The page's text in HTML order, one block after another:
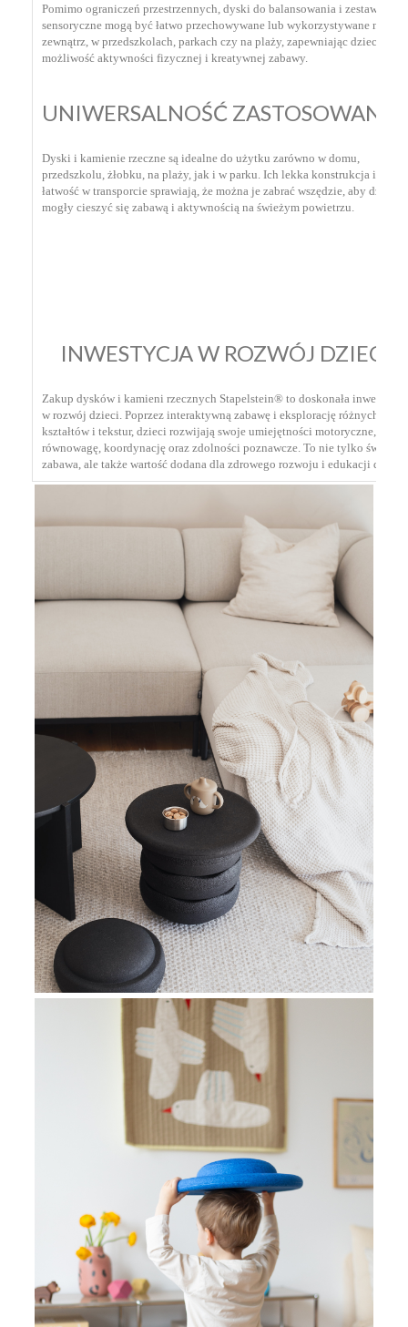
Pomimo ograniczeń przestrzennych, dyski do balansowania i zestawy
sensoryczne mogą być łatwo przechowywane lub wykorzystywane na
zewnątrz, w przedszkolach, parkach czy na plaży, zapewniając dzieciom
możliwość aktywności fizycznej i kreatywnej zabawy.
UNIWERSALNOŚĆ ZASTOSOWANIA
Dyski i kamienie rzeczne są idealne do użytku zarówno w domu,
przedszkolu, żłobku, na plaży, jak i w parku. Ich lekka konstrukcja i
łatwość w transporcie sprawiają, że można je zabrać wszędzie, aby dzieci
mogły cieszyć się zabawą i aktywnością na świeżym powietrzu.
INWESTYCJA W ROZWÓJ DZIECI
Zakup dysków i kamieni rzecznych Stapelstein® to doskonała inwestycja
w rozwój dzieci. Poprzez interaktywną zabawę i eksplorację różnych
kształtów i tekstur, dzieci rozwijają swoje umiejętności motoryczne,
równowagę, koordynację oraz zdolności poznawcze. To nie tylko świetna
zabawa, ale także wartość dodana dla zdrowego rozwoju i edukacji dzieci.